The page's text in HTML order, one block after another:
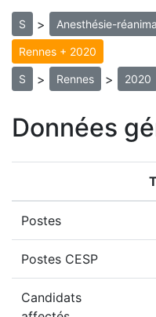
S > Anesthésie-
Rennes + 2020
S > Rennes > 2020
Données
Postes
Postes CESP
Candidats